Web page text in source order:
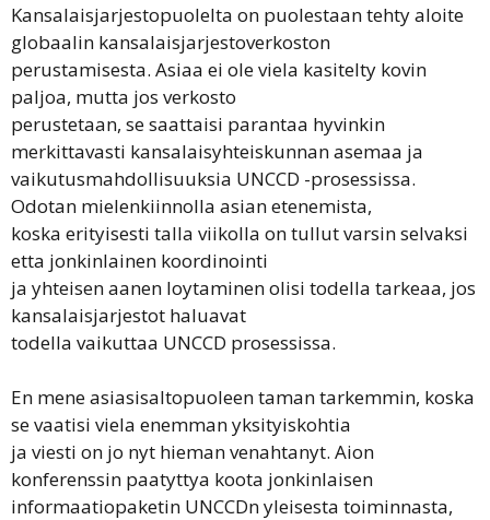
Kansalaisjarjestopuolelta on puolestaan tehty aloite
globaalin kansalaisjarjestoverkoston
perustamisesta. Asiaa ei ole viela kasitelty kovin
paljoa, mutta jos verkosto
perustetaan, se saattaisi parantaa hyvinkin
merkittavasti kansalaisyhteiskunnan asemaa ja
vaikutusmahdollisuuksia UNCCD -prosessissa.
Odotan mielenkiinnolla asian etenemista,
koska erityisesti talla viikolla on tullut varsin selvaksi
etta jonkinlainen koordinointi
ja yhteisen aanen loytaminen olisi todella tarkeaa, jos
kansalaisjarjestot haluavat
todella vaikuttaa UNCCD prosessissa.
En mene asiasisaltopuoleen taman tarkemmin, koska
se vaatisi viela enemman yksityiskohtia
ja viesti on jo nyt hieman venahtanyt. Aion
konferenssin paatyttya koota jonkinlaisen
informaatiopaketin UNCCDn yleisesta toiminnasta,